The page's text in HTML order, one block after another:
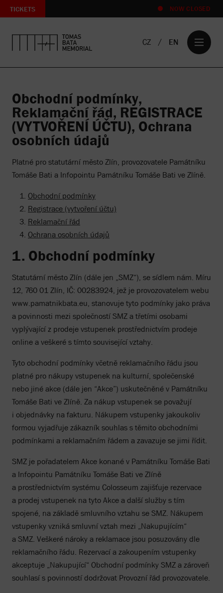
TICKETS NOW CLOSED
CZ EN
Obchodní podmínky,
Reklamační řád, REGISTRACE
(VYTVOŘENÍ ÚČTU), Ochrana
osobních údajů
Platné pro statutární město Zlín, provozovatele Památníku
Tomáše Bati a Infopointu Památníku Tomáše Bati ve Zlíně.
Obchodní podmínky
Registrace (vytvoření účtu)
Reklamační řád
Ochrana osobních údajů
1. Obchodní podmínky
Statutární město Zlín (dále jen „SMZ“), se sídlem nám. Míru
12, 760 01 Zlín, IČ: 00283924, jež je provozovatelem webu
www.pamatnikbata.eu, stanovuje tyto podmínky jako práva
a povinnosti mezi společností SMZ a třetími osobami
vyplývající z prodeje vstupenek prostřednictvím prodeje
online a veškeré s tímto související vztahy.
Tyto obchodní podmínky včetně reklamačního řádu jsou
platné pro nákupy vstupenek na kulturní, společenské
nebo jiné akce (dále jen “Akce”) uskutečněné v Památníku
Tomáše Bati ve Zlíně. Za nákup vstupenek se považují
i objednávky na fakturu. Nákupem vstupenky jakoukoliv
formou vyjadřuje zákazník souhlas s těmito obchodními
podmínkami a reklamačním řádem a zavazuje se jimi řídit.
SMZ je pořadatelem Akce konané v Památníku Tomáše Bati
a Infopointu Památníku Tomáše Bati ve Zlíně
a prostřednictvím systému Colosseum zajišťuje rezervace
a prodej vstupenek na tyto Akce a další služby s tím
spojené, na základě smluvního vztahu se SMZ. Nákupem
vstupenky vzniká smluvní vztah mezi „Nakupujícím“
a SMZ. Veškeré nároky a reklamace jsou posuzovány dle
reklamačního řádu. Rezervací a zakoupením vstupenky
akceptuje „Nakupující“ Obchodní podmínky SMZ a zároveň
souhlasí s povinností dodržovat Provozní řád provozovatele.